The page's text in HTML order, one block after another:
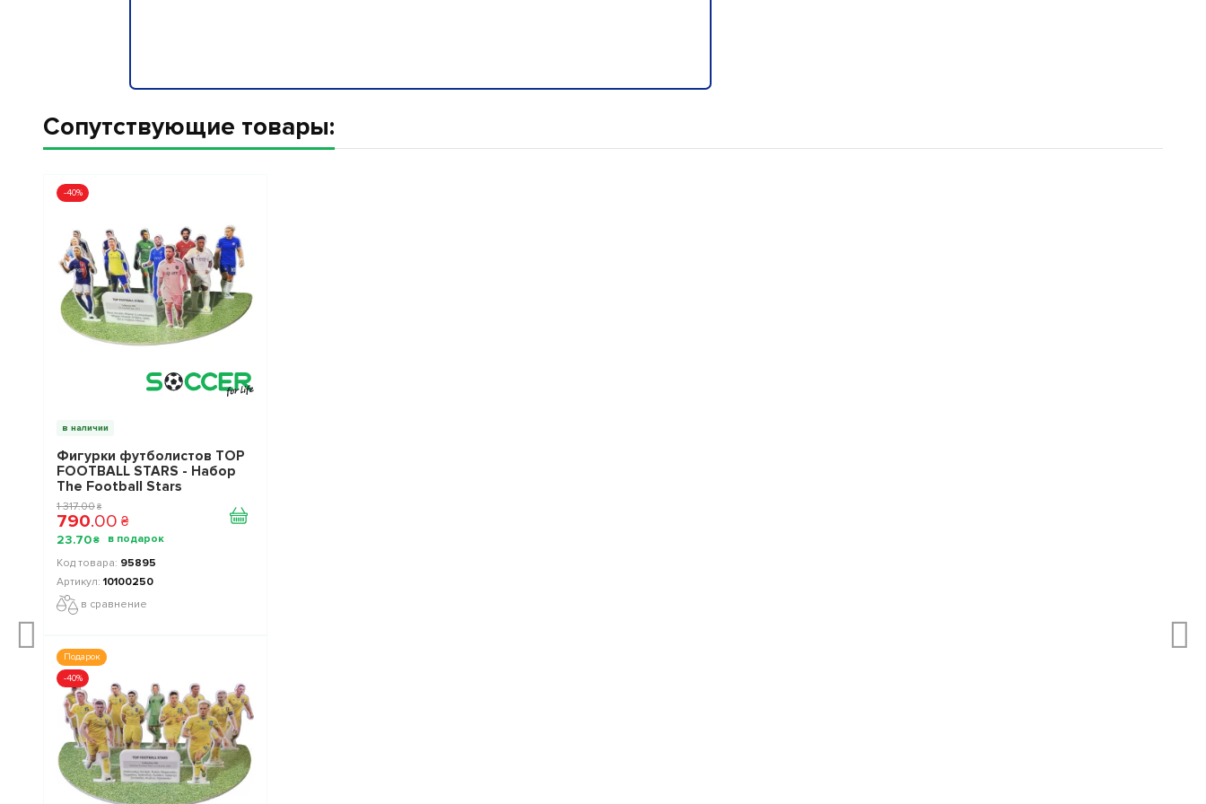
Сопутствующие товары:
-40%
в наличии
Фигурки футболистов TOP
FOOTBALL STARS - Набор
The Football Stars
Collection 1 10100250
1 317.00 ₴
790.00 ₴
23.70 ₴
95895
10100250
в сравнение
Подарок
-40%